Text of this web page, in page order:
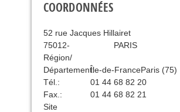
COORDONNÉES
52 rue Jacques Hillairet
75012-
PARIS
Région/
Département:Île-de-FranceParis (75)
Tél.:
01 44 68 82 20
Fax.:
01 44 68 82 21
Site